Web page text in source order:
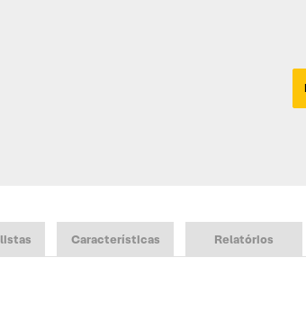
Características Relatórios